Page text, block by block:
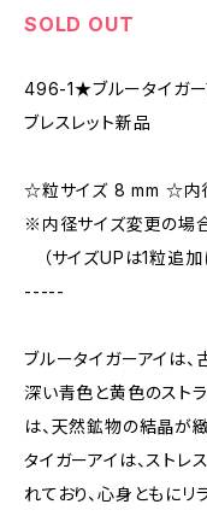
SOLD OUT
496-1★ブルータイガー
ブレスレット新品
☆粒サイズ 8 mm ☆内
※内径サイズ変更の場合
（サイズUPは1粒追加
-----
ブルータイガーアイは
深い青色と黄色のスト
は、天然鉱物の結晶が
タイガーアイは、スト
れており、心身ともにリ